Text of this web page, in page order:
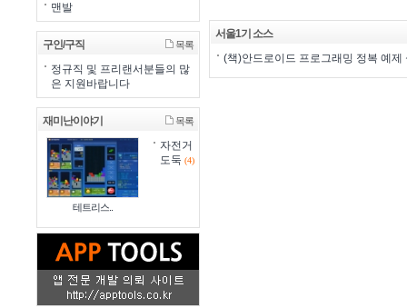
맨발
구인/구직 목록
정규직 및 프리랜서분들의 많
은 지원바랍니다
재미난이야기 목록
테트리스..
자전거
도둑 (4)
서울1기 소스
(책)안드로이드 프로그래밍 정복 예제